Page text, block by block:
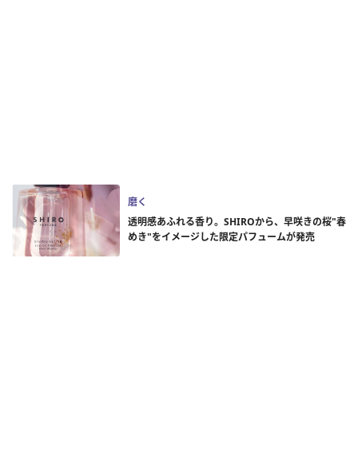
磨く
透明感あふれる香り。SHIROから、早咲きの桜"春
めき"をイメージした限定パフュームが発売